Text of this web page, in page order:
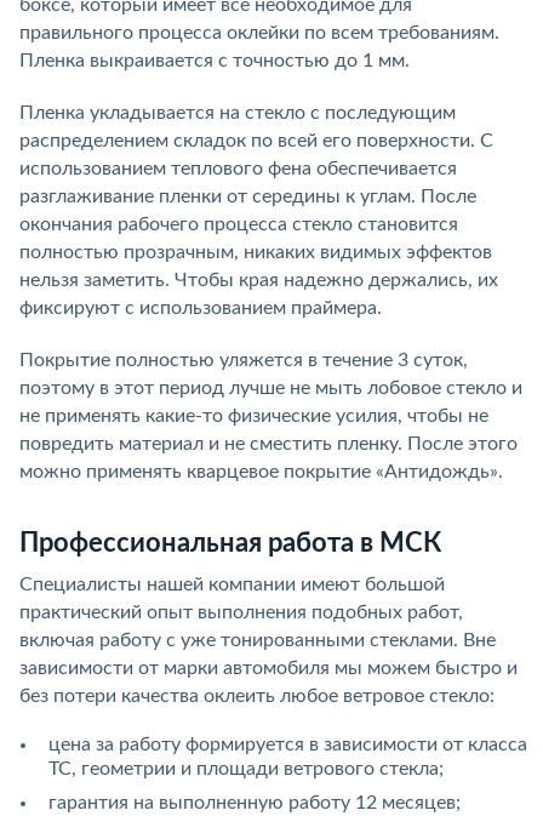
боксе, который имеет все необходимое для
правильного процесса оклейки по всем требованиям.
Пленка выкраивается с точностью до 1 мм.
Пленка укладывается на стекло с последующим
распределением складок по всей его поверхности. С
использованием теплового фена обеспечивается
разглаживание пленки от середины к углам. После
окончания рабочего процесса стекло становится
полностью прозрачным, никаких видимых эффектов
нельзя заметить. Чтобы края надежно держались, их
фиксируют с использованием праймера.
Покрытие полностью уляжется в течение 3 суток,
поэтому в этот период лучше не мыть лобовое стекло и
не применять какие-то физические усилия, чтобы не
повредить материал и не сместить пленку. После этого
можно применять кварцевое покрытие «Антидождь».
Профессиональная работа в МСК
Специалисты нашей компании имеют большой
практический опыт выполнения подобных работ,
включая работу с уже тонированными стеклами. Вне
зависимости от марки автомобиля мы можем быстро и
без потери качества оклеить любое ветровое стекло:
цена за работу формируется в зависимости от класса
ТС, геометрии и площади ветрового стекла;
гарантия на выполненную работу 12 месяцев;